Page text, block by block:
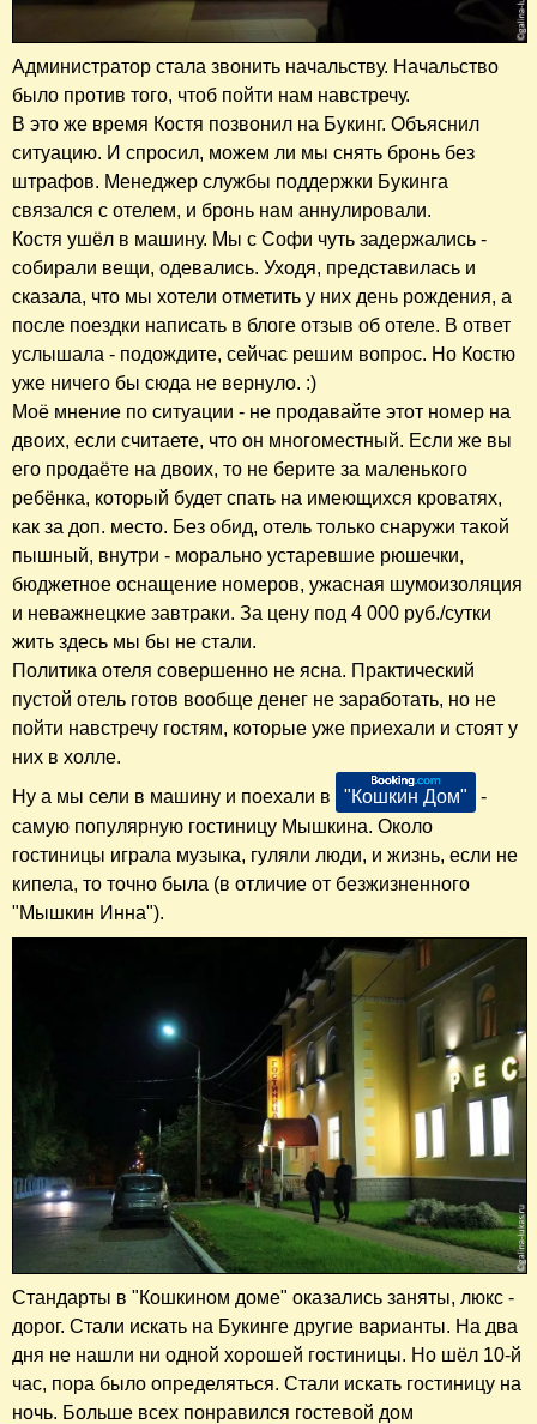
Администратор стала звонить начальству. Начальство
было против того, чтоб пойти нам навстречу.
В это же время Костя позвонил на Букинг. Объяснил
ситуацию. И спросил, можем ли мы снять бронь без
штрафов. Менеджер службы поддержки Букинга
связался с отелем, и бронь нам аннулировали.
Костя ушёл в машину. Мы с Софи чуть задержались -
собирали вещи, одевались. Уходя, представилась и
сказала, что мы хотели отметить у них день рождения, а
после поездки написать в блоге отзыв об отеле. В ответ
услышала - подождите, сейчас решим вопрос. Но Костю
уже ничего бы сюда не вернуло. :)
Моё мнение по ситуации - не продавайте этот номер на
двоих, если считаете, что он многоместный. Если же вы
его продаёте на двоих, то не берите за маленького
ребёнка, который будет спать на имеющихся кроватях,
как за доп. место. Без обид, отель только снаружи такой
пышный, внутри - морально устаревшие рюшечки,
бюджетное оснащение номеров, ужасная шумоизоляция
и неважнецкие завтраки. За цену под 4 000 руб./сутки
жить здесь мы бы не стали.
Политика отеля совершенно не ясна. Практический
пустой отель готов вообще денег не заработать, но не
пойти навстречу гостям, которые уже приехали и стоят у
них в холле.
Ну а мы сели в машину и поехали в
"Кошкин Дом"
-
самую популярную гостиницу Мышкина. Около
гостиницы играла музыка, гуляли люди, и жизнь, если не
кипела, то точно была (в отличие от безжизненного
"Мышкин Инна").
Стандарты в "Кошкином доме" оказались заняты, люкс -
дорог. Стали искать на Букинге другие варианты. На два
дня не нашли ни одной хорошей гостиницы. Но шёл 10-й
час, пора было определяться. Стали искать гостиницу на
ночь. Больше всех понравился гостевой дом